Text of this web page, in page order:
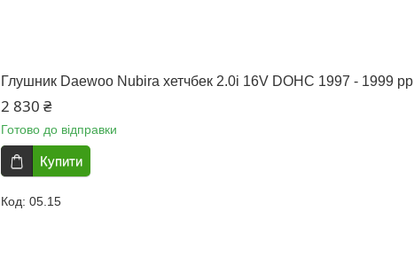
Глушник Daewoo Nubira хетчбек 2.0i 16V DOHC 1997 - 1999 рр
2 830 ₴
Готово до відправки
Купити
05.15